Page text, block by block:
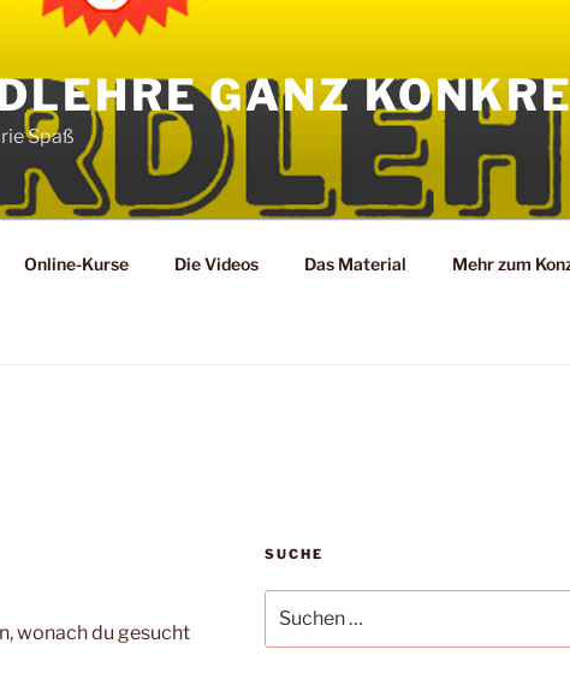
GANZ
Spaß
Online-Kurse Die Videos Das Material Mehr zum
wonach du gesucht
SUCHE
nach: